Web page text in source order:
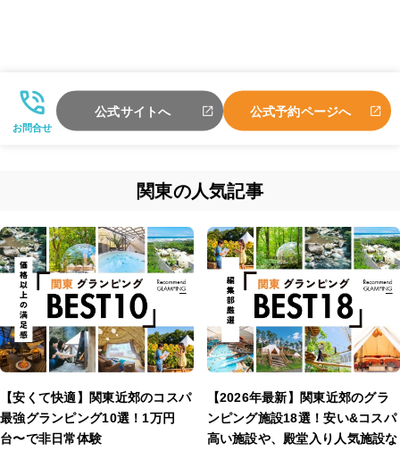
お問合せ
公式サイトへ 公式予約ページへ
関東の人気記事
【安くて快適】関東近郊のコスパ
最強グランピング10選！1万円
台〜で非日常体験
【2026年最新】関東近郊のグラ
ンピング施設18選！安い&コスパ
高い施設や、殿堂入り人気施設な